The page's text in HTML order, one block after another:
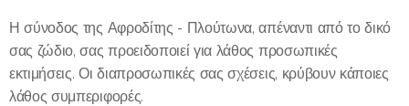
Η σύνοδος της Αφροδίτης - Πλούτωνα, απέναντι από το δικό
σας ζώδιο, σας προειδοποιεί για λάθος προσωπικές
εκτιμήσεις. Οι διαπροσωπικές σας σχέσεις, κρύβουν κάποιες
λάθος συμπεριφορές.